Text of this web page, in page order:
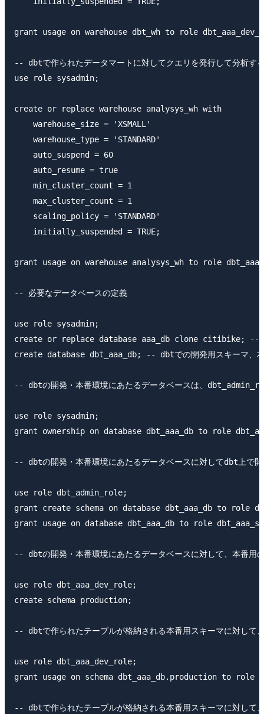
grant usage on warehouse dbt_wh to role
-- dbtで作られたデータマートに対してクエリを発行して分析す
use role sysadmin;
create or replace warehouse analysys_wh with
    warehouse_size = 'XSMALL'
    warehouse_type = 'STANDARD'
    auto_suspend = 60
    auto_resume = true
    min_cluster_count = 1
    max_cluster_count = 1
    scaling_policy = 'STANDARD'
    initially_suspended = TRUE;
grant usage on warehouse analysys_wh to role
-- 必要なデータベースの定義
use role sysadmin;
create or replace database aaa_db clone citibike; -- dbtが
create database dbt_aaa_db; -- dbtでの開発用スキーマ、本
-- dbtの開発・本番環境にあたるデータベースは、
use role sysadmin;
grant ownership on database dbt_aaa_db to role
-- dbtの開発・本番環境にあたるデータベースに対してdbt上で
use role dbt_admin_role;
grant create schema on database dbt_aaa_db to role
grant usage on database dbt_aaa_db to role
-- dbtの開発・本番環境にあたるデータベースに対して、本番用
use role dbt_aaa_dev_role;
create schema production;
-- dbtで作られたテーブルが格納される本番用スキーマに対して、
use role dbt_aaa_dev_role;
grant usage on schema dbt_aaa_db.production to role
-- dbtで作られたテーブルが格納される本番用スキーマに対して